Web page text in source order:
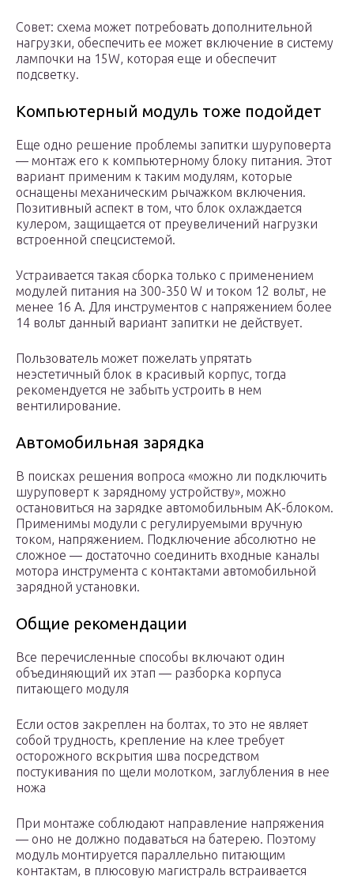
Совет: схема может потребовать дополнительной
нагрузки, обеспечить ее может включение в систему
лампочки на 15W, которая еще и обеспечит
подсветку.
Компьютерный модуль тоже подойдет
Еще одно решение проблемы запитки шуруповерта
— монтаж его к компьютерному блоку питания. Этот
вариант применим к таким модулям, которые
оснащены механическим рычажком включения.
Позитивный аспект в том, что блок охлаждается
кулером, защищается от преувеличений нагрузки
встроенной спецсистемой.
Устраивается такая сборка только с применением
модулей питания на 300-350 W и током 12 вольт, не
менее 16 А. Для инструментов с напряжением более
14 вольт данный вариант запитки не действует.
Пользователь может пожелать упрятать
неэстетичный блок в красивый корпус, тогда
рекомендуется не забыть устроить в нем
вентилирование.
Автомобильная зарядка
В поисках решения вопроса «можно ли подключить
шуруповерт к зарядному устройству», можно
остановиться на зарядке автомобильным АК-блоком.
Применимы модули с регулируемыми вручную
током, напряжением. Подключение абсолютно не
сложное — достаточно соединить входные каналы
мотора инструмента с контактами автомобильной
зарядной установки.
Общие рекомендации
Все перечисленные способы включают один
объединяющий их этап — разборка корпуса
питающего модуля
Если остов закреплен на болтах, то это не являет
собой трудность, крепление на клее требует
осторожного вскрытия шва посредством
постукивания по щели молотком, заглубления в нее
ножа
При монтаже соблюдают направление напряжения
— оно не должно подаваться на батерею. Поэтому
модуль монтируется параллельно питающим
контактам, в плюсовую магистраль встраивается